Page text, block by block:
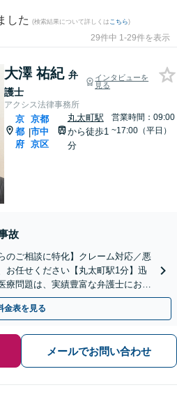
した (検索結果について詳しくは こちら)
29件中 1-29件を表示
大澤 祐紀 弁
護士
インタビューを
見る
アクシス法律事務所
京
都
府
|
京都
市中
京区
丸太町駅
から徒歩1
分
営業時間：09:00
~17:00（平日）
故
のご相談に特化】クレーム対応／悪
お任せください【丸太町駅1分】迅
療問題は、実績豊富な弁護士にお任
夜間対応】
金表を見る
メールでお問い合わせ